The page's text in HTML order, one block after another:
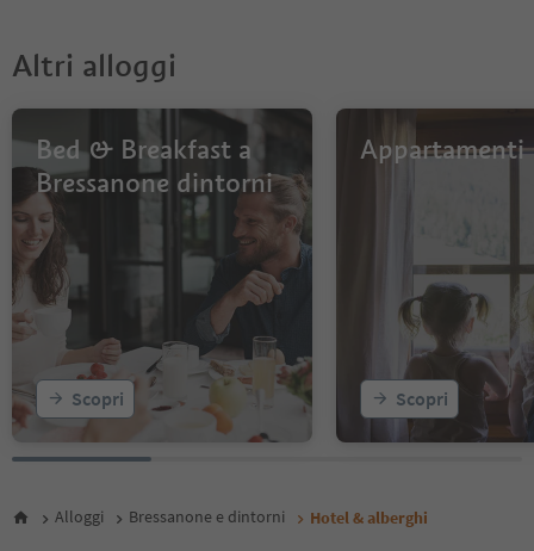
Altri alloggi
Bed & Breakfast a
Bressanone dintorni
Scopri
Appartamenti
Scopri
Alloggi Bressanone e dintorni Hotel & alberghi